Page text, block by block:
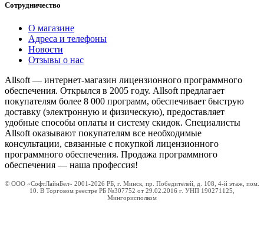
Сотрудничество
О магазине
Адреса и телефоны
Новости
Отзывы о нас
Allsoft — интернет-магазин лицензионного программного
обеспечения. Открылся в 2005 году. Allsoft предлагает
покупателям более 8 000 программ, обеспечивает быструю
доставку (электронную и физическую), предоставляет
удобные способы оплаты и систему скидок. Специалисты
Allsoft оказывают покупателям все необходимые
консультации, связанные с покупкой лицензионного
программного обеспечения. Продажа программного
обеспечения — наша профессия!
© ООО «СофтЛайнБел» 2001-2026 РБ, г. Минск, пр. Победителей, д. 108, 4-й этаж, пом.
10. В Торговом реестре РБ №307752 от 29.02.2016 г. УНП 190271125,
Мингорисполком